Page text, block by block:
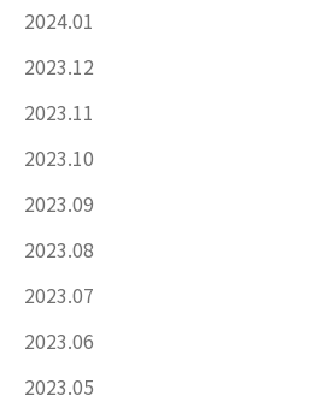
2024.01
2023.12
2023.11
2023.10
2023.09
2023.08
2023.07
2023.06
2023.05